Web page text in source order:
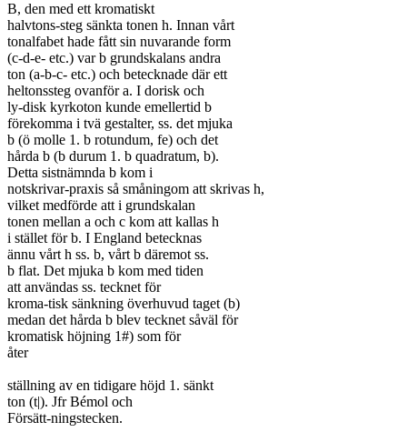
B, den med ett kromatiskt
halvtons-steg sänkta tonen h. Innan vårt
tonalfabet hade fått sin nuvarande form
(c-d-e- etc.) var b grundskalans andra
ton (a-b-c- etc.) och betecknade där ett
heltonssteg ovanför a. I dorisk och
ly-disk kyrkoton kunde emellertid b
förekomma i tvä gestalter, ss. det mjuka
b (ö molle 1. b rotundum, fe) och det
hårda b (b durum 1. b quadratum, b).
Detta sistnämnda b kom i
notskrivar-praxis så småningom att skrivas h,
vilket medförde att i grundskalan
tonen mellan a och c kom att kallas h
i stället för b. I England betecknas
ännu vårt h ss. b, vårt b däremot ss.
b flat. Det mjuka b kom med tiden
att användas ss. tecknet för
kroma-tisk sänkning överhuvud taget (b)
medan det hårda b blev tecknet såväl för
kromatisk höjning 1#) som för
åter
ställning av en tidigare höjd 1. sänkt
ton (t|). Jfr Bémol och
Försätt-ningstecken.